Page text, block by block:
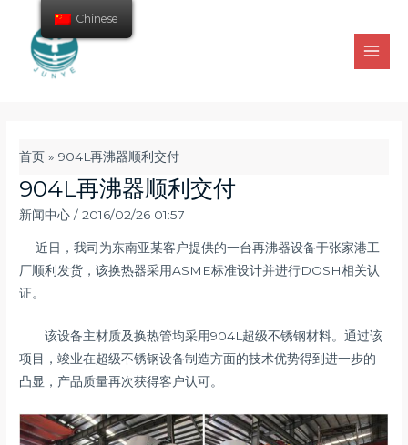
首页 »904L再沸器顺利交付
904L再沸器顺利交付
新闻中心 /2016/02/26 01:57
近日，我司为东南亚某客户提供的一台再沸器设备于张家港工
厂顺利发货，该换热器采用ASME标准设计并进行DOSH相关认
证。
该设备主材质及换热管均采用904L超级不锈钢材料。通过该
项目，竣业在超级不锈钢设备制造方面的技术优势得到进一步的
凸显，产品质量再次获得客户认可。
Chinese